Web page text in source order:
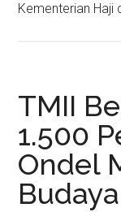
Kementerian Haji
TMII
1.500
Ondel